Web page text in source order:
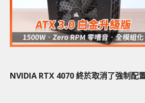
NVIDIA RTX 4070 終於取消了強制配